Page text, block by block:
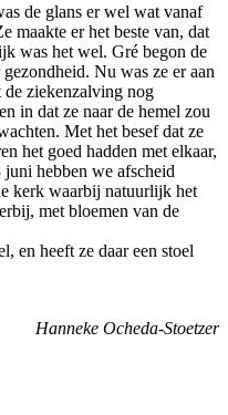
de glans er wel wat vanaf
maakte er het beste van, dat
was het wel. Gré begon de
Nu was ze er aan
de ziekenzalving nog
in dat ze naar de hemel zou
Met het besef dat ze
het goed hadden met elkaar,
hebben we afscheid
kerk waarbij natuurlijk het
met bloemen van de
en heeft ze daar een stoel
Hanneke Ocheda-Stoetzer